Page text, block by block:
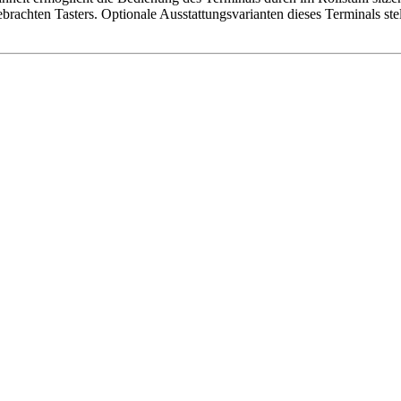
Tasters. Optionale Ausstattungsvarianten dieses Terminals